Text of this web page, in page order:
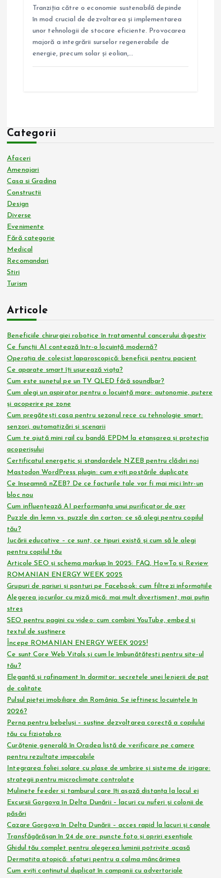
Tranziția către o economie sustenabilă depinde
în mod crucial de dezvoltarea și implementarea
unor tehnologii de stocare eficiente. Provocarea
majoră a integrării surselor regenerabile de
energie, precum solar și eolian,…
Categorii
Afaceri
Amenajari
Casa si Gradina
Constructii
Design
Diverse
Evenimente
Fără categorie
Medical
Recomandari
Stiri
Turism
Articole
Beneficiile chirurgiei robotice în tratamentul cancerului digestiv
Ce funcții AI contează într-o locuință modernă?
Operația de colecist laparoscopică: beneficii pentru pacient
Ce aparate smart îți ușurează viața?
Cum este sunetul pe un TV QLED fără soundbar?
Cum alegi un aspirator pentru o locuință mare: autonomie, putere
și acoperire pe zone
Cum pregătești casa pentru sezonul rece cu tehnologie smart:
senzori, automatizări și scenarii
Cum te ajută mini rail cu bandă EPDM la etanșarea și protecția
acoperișului
Certificatul energetic și standardele NZEB pentru clădiri noi
Mastodon WordPress plugin: cum eviți postările duplicate
Ce înseamnă nZEB? De ce facturile tale vor fi mai mici într-un
bloc nou
Cum influențează AI performanța unui purificator de aer
Puzzle din lemn vs. puzzle din carton: ce să alegi pentru copilul
tău?
Jucării educative – ce sunt, ce tipuri există și cum să le alegi
pentru copilul tău
Articole SEO și schema markup în 2025: FAQ, HowTo și Review
ROMANIAN ENERGY WEEK 2025
Grupuri de pariuri și ponturi pe Facebook: cum filtrezi informațiile
Alegerea jocurilor cu miză mică: mai mult divertisment, mai puțin
stres
SEO pentru pagini cu video: cum combini YouTube, embed și
textul de susținere
Începe ROMANIAN ENERGY WEEK 2025!
Ce sunt Core Web Vitals și cum le îmbunătățești pentru site-ul
tău?
Eleganță și rafinament în dormitor: secretele unei lenjerii de pat
de calitate
Pulsul pieței imobiliare din România. Se ieftinesc locuințele în
2026?
Perna pentru bebeluși – susține dezvoltarea corectă a copilului
tău cu fiziotab.ro
Curățenie generală în Oradea listă de verificare pe camere
pentru rezultate impecabile
Integrarea foliei solare cu plase de umbrire și sisteme de irigare:
strategii pentru microclimate controlate
Mulinete feeder și tamburul care îți așază distanța la locul ei
Excursii Gorgova în Delta Dunării – lacuri cu nuferi și colonii de
păsări
Cazare Gorgova în Delta Dunării – acces rapid la lacuri și canale
Transfăgărășan în 24 de ore: puncte foto și opriri esențiale
Ghidul tău complet pentru alegerea luminii potrivite acasă
Dermatita atopică: sfaturi pentru a calma mâncărimea
Cum eviți conținutul duplicat în campanii cu advertoriale